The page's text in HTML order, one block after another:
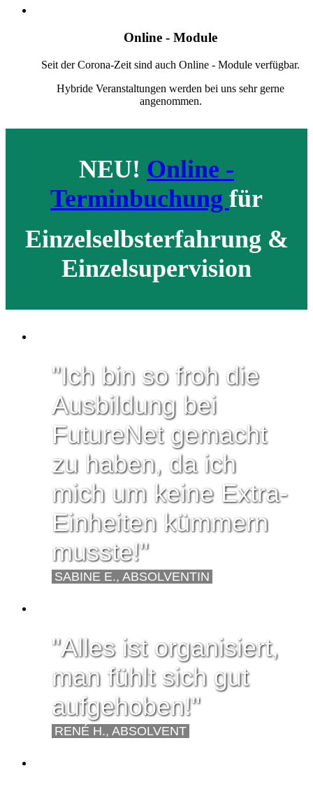
Online - Module
Seit der Corona-Zeit sind auch Online - Module verfügbar.
Hybride Veranstaltungen werden bei uns sehr gerne
angenommen.
NEU! Online -
Terminbuchung für
Einzelselbsterfahrung &
Einzelsupervision
"Ich bin so froh die
Ausbildung bei
FutureNet gemacht
zu haben, da ich
mich um keine Extra-
Einheiten kümmern
musste!"
SABINE E., ABSOLVENTIN
"Alles ist organisiert,
man fühlt sich gut
aufgehoben!"
RENÉ H., ABSOLVENT